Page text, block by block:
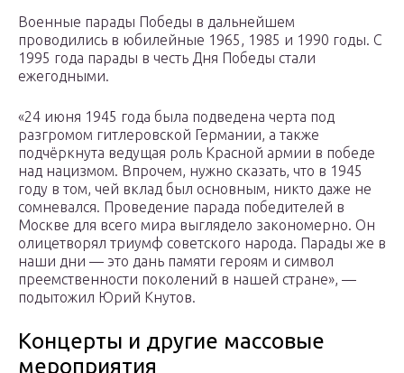
Военные парады Победы в дальнейшем
проводились в юбилейные 1965, 1985 и 1990 годы. С
1995 года парады в честь Дня Победы стали
ежегодными.
«24 июня 1945 года была подведена черта под
разгромом гитлеровской Германии, а также
подчёркнута ведущая роль Красной армии в победе
над нацизмом. Впрочем, нужно сказать, что в 1945
году в том, чей вклад был основным, никто даже не
сомневался. Проведение парада победителей в
Москве для всего мира выглядело закономерно. Он
олицетворял триумф советского народа. Парады же в
наши дни — это дань памяти героям и символ
преемственности поколений в нашей стране», —
подытожил Юрий Кнутов.
Концерты и другие массовые
мероприятия